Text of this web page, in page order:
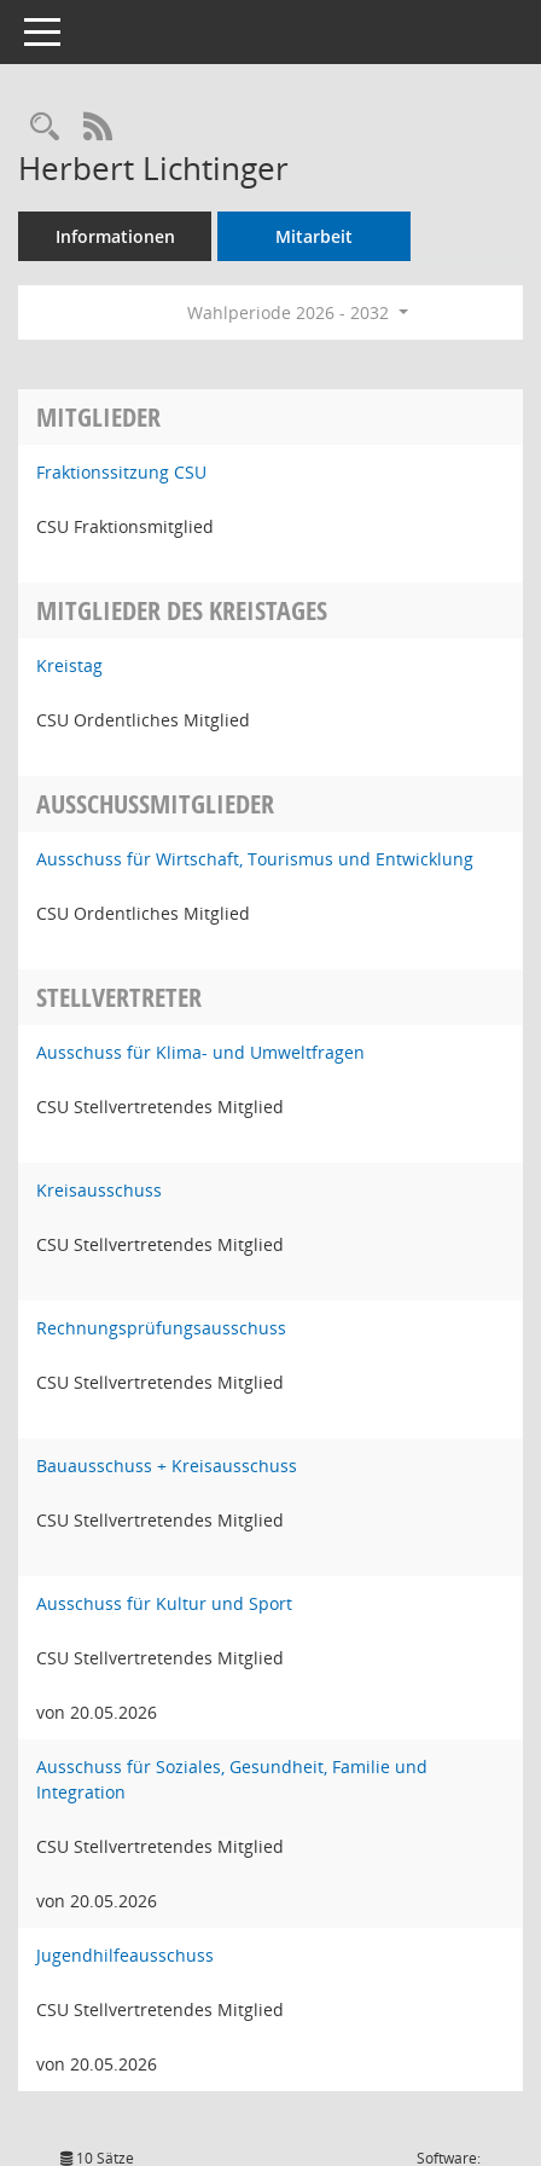
Toggle navigation
Rechercheauswahl
RSS-Feed
Herbert Lichtinger
Informationen Mitarbeit
Wahlperiode 2026 - 2032
MITGLIEDER
Fraktionssitzung CSU
CSU Fraktionsmitglied
MITGLIEDER DES KREISTAGES
Kreistag
CSU Ordentliches Mitglied
AUSSCHUSSMITGLIEDER
Ausschuss für Wirtschaft, Tourismus und Entwicklung
CSU Ordentliches Mitglied
STELLVERTRETER
Ausschuss für Klima- und Umweltfragen
CSU Stellvertretendes Mitglied
Kreisausschuss
CSU Stellvertretendes Mitglied
Rechnungsprüfungsausschuss
CSU Stellvertretendes Mitglied
Bauausschuss + Kreisausschuss
CSU Stellvertretendes Mitglied
Ausschuss für Kultur und Sport
CSU Stellvertretendes Mitglied
von 20.05.2026
Ausschuss für Soziales, Gesundheit, Familie und
Integration
CSU Stellvertretendes Mitglied
von 20.05.2026
Jugendhilfeausschuss
CSU Stellvertretendes Mitglied
von 20.05.2026
10 Sätze Software: